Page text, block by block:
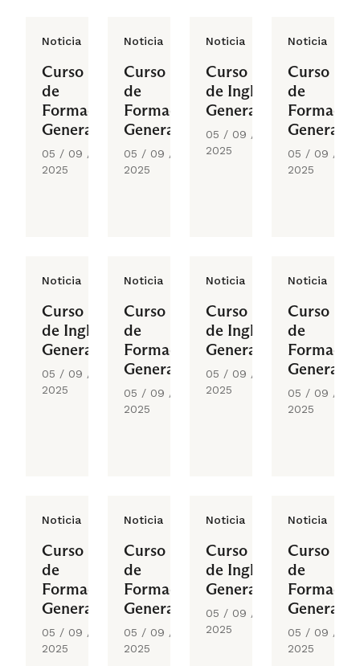
Noticia
Curso
de
Formación
General
05 / 09 /
2025
Noticia
Curso
de
Formación
General
05 / 09 /
2025
Noticia
Curso
de Inglés
General
05 / 09 /
2025
Noticia
Curso
de
General
05 / 09 /
2025
Noticia
Curso
de Inglés
General
05 / 09 /
2025
Noticia
Curso
de
Formación
General
05 / 09 /
2025
Noticia
Curso
de Inglés
General
05 / 09 /
2025
Noticia
Curso
de
General
05 / 09 /
2025
Noticia
Curso
de
Formación
General
05 / 09 /
2025
Noticia
Curso
de
Formación
General
05 / 09 /
2025
Noticia
Curso
de Inglés
General
05 / 09 /
2025
Noticia
Curso
de
General
05 / 09 /
2025